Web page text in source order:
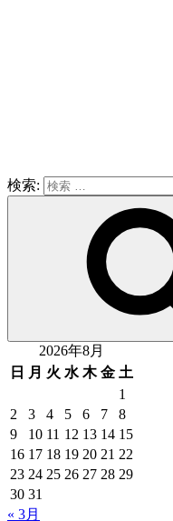
検索:
2026年8月
日
月 火 水 木 金 土
1
2
3 4 5 6 7
8
9
10 11 12 13 14 15
16 17 18 19 20 21 22
23 24 25 26 27 28 29
30 31
« 3月